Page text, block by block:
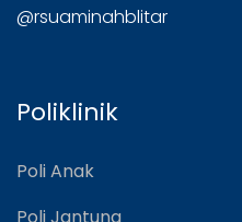
@rsuaminahblitar
Poliklinik
Poli Anak
Poli Jantung